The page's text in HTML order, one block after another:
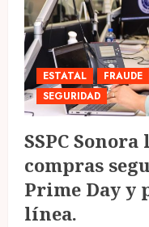
ESTATAL FRAUDE
SEGURIDAD
SSPC
compras
Prime Day y
línea.